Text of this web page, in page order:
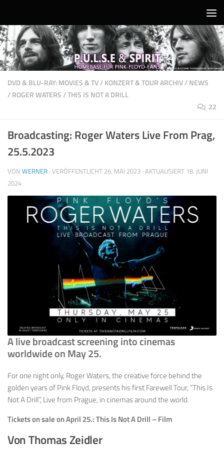
DVD & BLU-RAY: MOVIES & TV/KONZERT & TOUR ARCHIV/NEWS
/ROGER WATERS/THIS IS NOT A DRILL
22
Broadcasting: Roger Waters Live From Prag,
25.5.2023
VON WERNER · VERÖFFENTLICHT 26. MAI 2023 · AKTUALISIERT 18. JUNI
2024
A live broadcast screening into cinemas
worldwide on May 25.
For one night only, Roger Waters, the creative force behind the
golden years of Pink Floyd, presents his first Farewell Tour, “This Is
Not A Drill”, Live from Prague, in cinemas around the world.
Tickets on sale on April 25.:This Is Not A Drill – Film
Von Thomas Zeidler